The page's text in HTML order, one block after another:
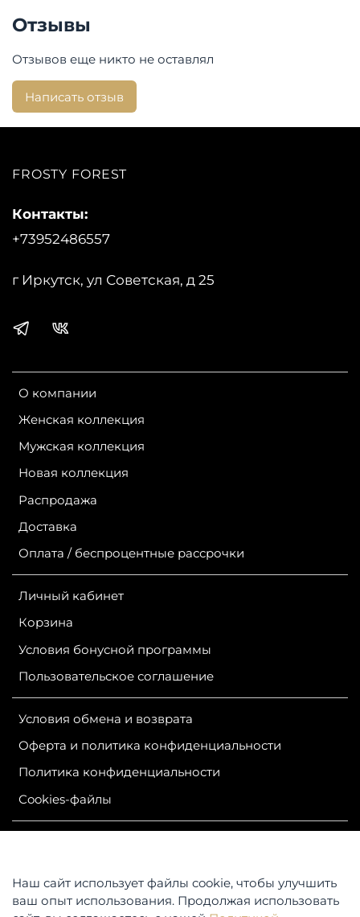
Опции капюшона: Не съемный, утепленный
Застежка: молния
Состав:
Верхняя ткань: сахара
Страна производства:
Бренд:WestBloom
Отзывы
Отзывов еще никто не оставлял
Написать отзыв
FROSTY FOREST
О компании
Женская коллекция
Мужская коллекция
Новая коллекция
Распродажа
Доставка
Оплата / беспроцентные рассрочки
Личный кабинет
Корзина
Условия бонусной программы
Пользовательское соглашение
Условия обмена и возврата
Оферта и политика конфиденциальности
Политика конфиденциальности
Сookies-файлы
Контакты:
+73952486557
г Иркутск, ул Советская, д 25
ИНН 381100245830
Контакты: 664047, Российская Федерация, Иркутская
область,
Наш сайт использует файлы cookie, чтобы улучшить
ваш опыт использования. Продолжая использовать